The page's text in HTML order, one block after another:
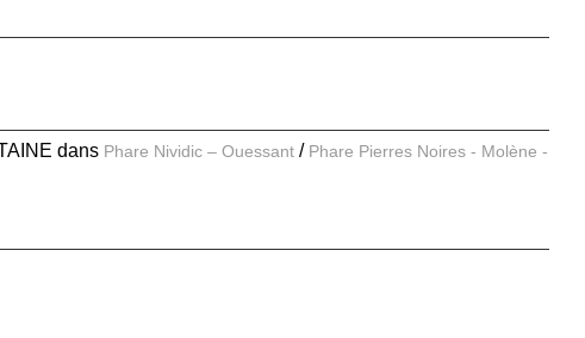
dans Phare Nividic – Ouessant
Phare Pierres Noires - Molène -